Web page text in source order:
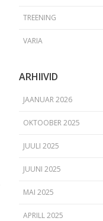
TREENING
VARIA
ARHIIVID
JAANUAR 2026
OKTOOBER 2025
JUULI 2025
JUUNI 2025
MAI 2025
APRILL 2025